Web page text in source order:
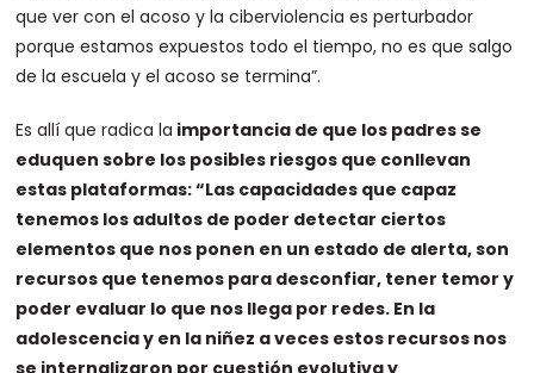
que ver con el acoso y la ciberviolencia es perturbador
porque estamos expuestos todo el tiempo, no es que salgo
de la escuela y el acoso se termina”.
Es allí que radica la importancia de que los padres se
eduquen sobre los posibles riesgos que conllevan
estas plataformas: “Las capacidades que capaz
tenemos los adultos de poder detectar ciertos
elementos que nos ponen en un estado de alerta, son
recursos que tenemos para desconfiar, tener temor y
poder evaluar lo que nos llega por redes. En la
adolescencia y en la niñez a veces estos recursos nos
se internalizaron por cuestión evolutiva y